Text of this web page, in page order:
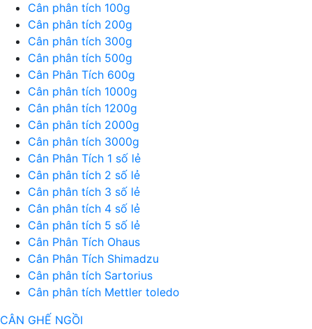
Cân phân tích 100g
Cân phân tích 200g
Cân phân tích 300g
Cân phân tích 500g
Cân Phân Tích 600g
Cân phân tích 1000g
Cân phân tích 1200g
Cân phân tích 2000g
Cân phân tích 3000g
Cân Phân Tích 1 số lẻ
Cân phân tích 2 số lẻ
Cân phân tích 3 số lẻ
Cân phân tích 4 số lẻ
Cân phân tích 5 số lẻ
Cân Phân Tích Ohaus
Cân Phân Tích Shimadzu
Cân phân tích Sartorius
Cân phân tích Mettler toledo
CÂN GHẾ NGỒI